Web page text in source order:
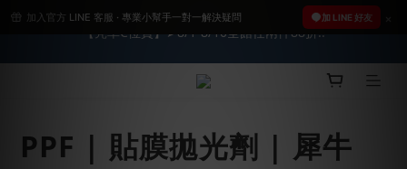
加入官方 LINE 客服 · 專業小幫手一對一解決疑問 加 LINE 好友
2026車友推薦新車鍍膜１００% 成功的秘訣，全靠這組😎　 ( 查
看鍍膜攻略✔ )
【亮車C位賞】➤8/1-8/10全館任兩件88折!!
2026車友推薦新車鍍膜１００% 成功的秘訣，全靠這組😎　 ( 查
PPF | 貼膜拋光劑 | 犀牛